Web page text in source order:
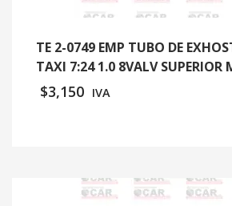
TE 2-0749 EMP TUBO DE
TAXI 7:24 1.0 8VALV SUPERIOR
$3,150 IVA